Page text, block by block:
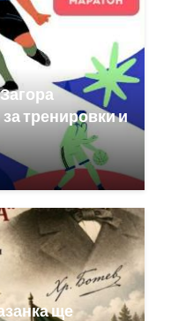
тренировки и
ще